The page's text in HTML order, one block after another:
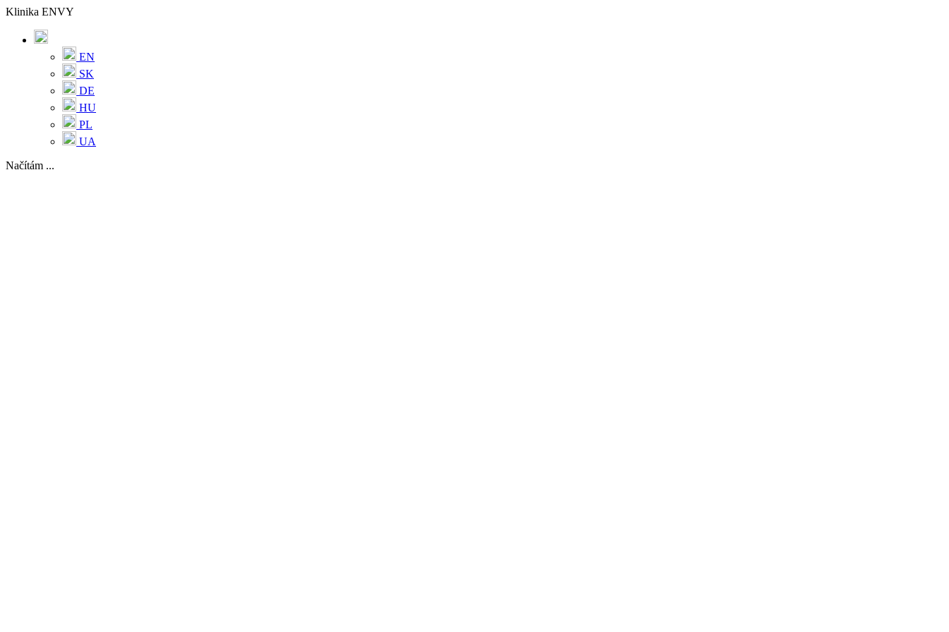
Klinika ENVY
EN
SK
DE
HU
PL
UA
Načítám ...